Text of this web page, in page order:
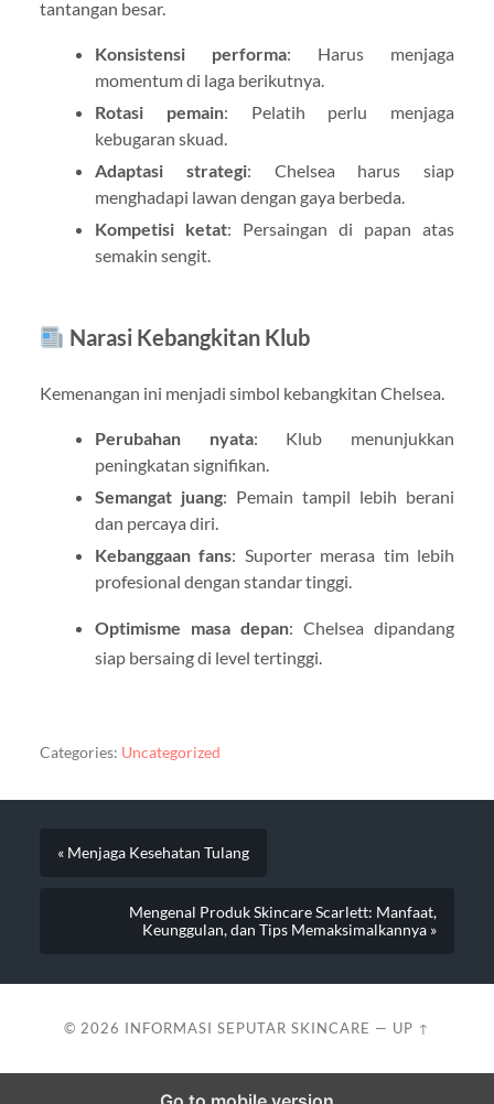
tantangan besar.
Konsistensi performa: Harus menjaga
momentum di laga berikutnya.
Rotasi pemain: Pelatih perlu menjaga
kebugaran skuad.
Adaptasi strategi: Chelsea harus siap
menghadapi lawan dengan gaya berbeda.
Kompetisi ketat: Persaingan di papan atas
semakin sengit.
Narasi Kebangkitan Klub
Kemenangan ini menjadi simbol kebangkitan Chelsea.
Perubahan nyata: Klub menunjukkan
peningkatan signifikan.
Semangat juang: Pemain tampil lebih berani
dan percaya diri.
Kebanggaan fans: Suporter merasa tim lebih
profesional dengan standar tinggi.
Optimisme masa depan: Chelsea dipandang
siap bersaing di level tertinggi.
Categories: Uncategorized
« Menjaga Kesehatan Tulang
Mengenal Produk Skincare Scarlett: Manfaat,
Keunggulan, dan Tips Memaksimalkannya »
© 2026 INFORMASI SEPUTAR SKINCARE — UP ↑